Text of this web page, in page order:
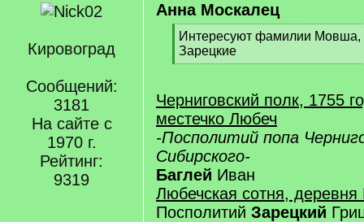
Кировоград
Сообщений:
3181
На сайте с
1970 г.
Рейтинг:
9319
Анна Москалец
[
q
]
Интересуют фамилии Мовша,
Зарецкие
[
q
]
Черниговский полк, 1755
местечко Любеч
-Посполитий попа
Сибирского-
Баглей Иван
Любечская сотня, деревня
Посполитий Зарецкий